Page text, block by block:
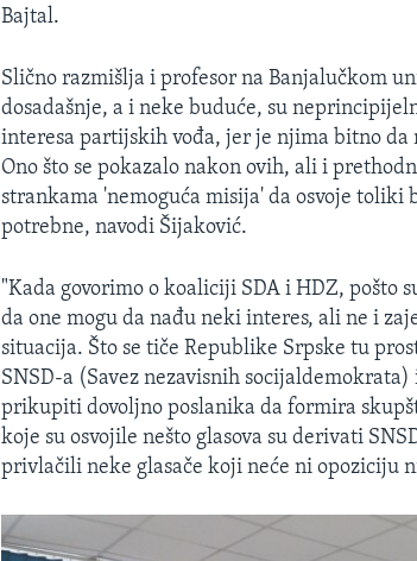
Bajtal.
Slično razmišlja i profesor na Banjalučkom
dosadašnje, a i neke buduće, su
interesa partijskih vođa, jer je njima bitno
Ono što se pokazalo nakon ovih, ali i
strankama 'nemoguća misija' da osvoje toliki
potrebne, navodi Šijaković.
"Kada govorimo o koaliciji SDA i HDZ,
da one mogu da nađu neki interes, ali ne i
situacija. Što se tiče Republike Srpske tu
SNSD-a (Savez nezavisnih
prikupiti dovoljno poslanika da formira
koje su osvojile nešto glasova su derivati
privlačili neke glasače koji neće ni opoziciju